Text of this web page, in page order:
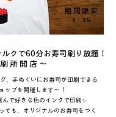
期間限定
8・9月
クで60分お寿司刷り放題！
所 開 店 ～
、手ぬぐいにお寿司が印刷できる
ップを開催します～！
んで好きな色のインクで印刷✨
ても、オリジナルのお寿司をつく